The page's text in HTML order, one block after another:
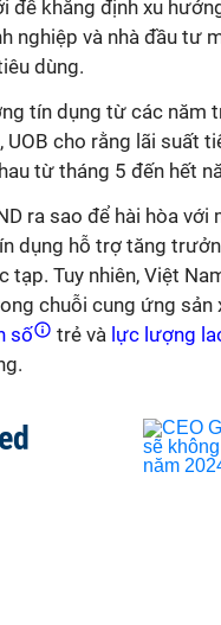
để khẳng định xu
nghiệp và nhà đầu tư
dùng.
tín dụng từ các năm
cho rằng lãi suất
từ tháng 5 đến hết
ra sao để hài hòa với
dụng hỗ trợ tăng
Tuy nhiên, Việt
chuỗi cung ứng sản
số trẻ và lực lượng